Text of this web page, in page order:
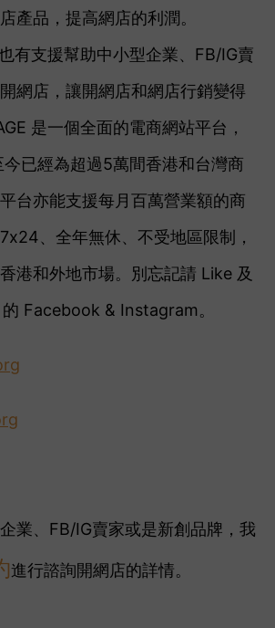
產品，提高網店的利潤。
有支援幫助中小型企業、FB/IG賣
網店，讓開網店和網店行銷變得
是一個全面的電商網站平台，
已經為超過5萬間香港和台灣商
台亦能支援每月百萬營業額的商
、全年無休、不受地區限制，
港和外地市場。 別忘記請 Like 及
的 Facebook & Instagram。
業、FB/IG賣家或是新創品牌，我
進行諮詢開網店的詳情。